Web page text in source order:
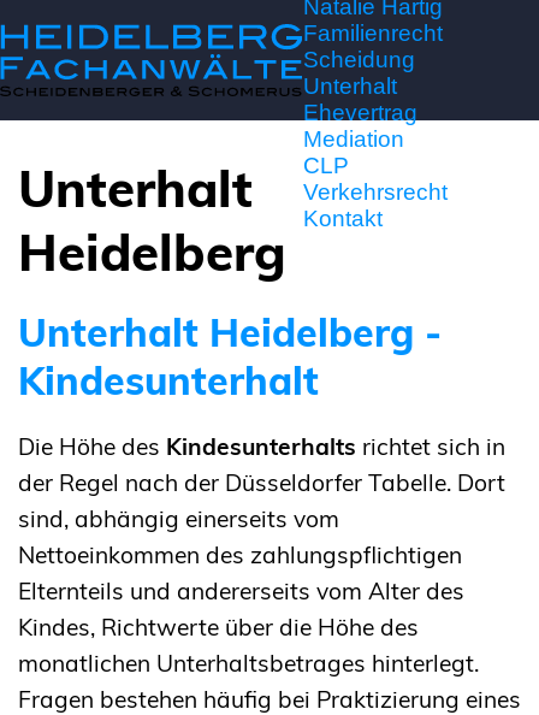
Natalie Hartig
Familienrecht
Scheidung
Unterhalt
Ehevertrag
Mediation
CLP
Verkehrsrecht
Kontakt
Unterhalt
Heidelberg
Unterhalt Heidelberg -
Kindesunterhalt
Die Höhe des Kindesunterhalts richtet sich in
der Regel nach der Düsseldorfer Tabelle. Dort
sind, abhängig einerseits vom
Nettoeinkommen des zahlungspflichtigen
Elternteils und andererseits vom Alter des
Kindes, Richtwerte über die Höhe des
monatlichen Unterhaltsbetrages hinterlegt.
Fragen bestehen häufig bei Praktizierung eines